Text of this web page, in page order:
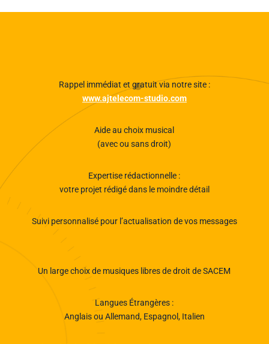
Rappel immédiat et gratuit via notre site :
www.ajtelecom-studio.com
Aide au choix musical
(avec ou sans droit)
Expertise rédactionnelle :
votre projet rédigé dans le moindre détail
Suivi personnalisé pour l’actualisation de vos messages
Un large choix de musiques libres de droit de SACEM
Langues Étrangères :
Anglais ou Allemand, Espagnol, Italien